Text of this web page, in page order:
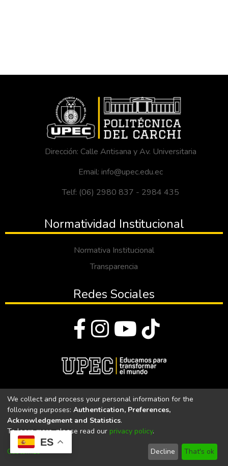
ES
Dirección: Calle Antisana y Av. Universitaria
Email: info@upec.edu.ec
Telf: (06) 2980 837 - 2984 435
Normatividad Institucional
Normativa Institucional
Transparencia
Redes Sociales
Universidad Politécnica Estatal del Carchi
Universidad Politécnica Estatal del Carchi | Acreditada por el
CACES Resolución N°. 160-SE-33-CACES-2020
We collect and process your personal information for the
following purposes: Authentication, Preferences,
Acknowledgement and Statistics.
To learn more, please read our privacy policy.
Customize Decline That's ok